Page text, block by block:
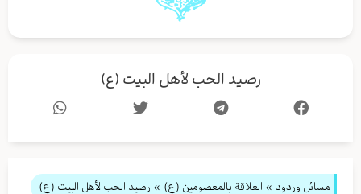
رصيد الحب لأهل البيت (ع)
مسائل وردود » العلاقة بالمعصومين (ع) » رصيد الحب لأهل البيت (ع)